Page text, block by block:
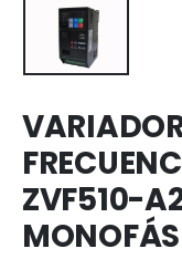
ZVF510-